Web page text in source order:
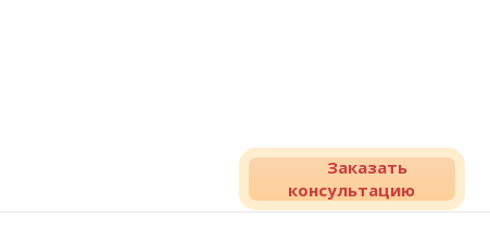
Заказать
консультацию